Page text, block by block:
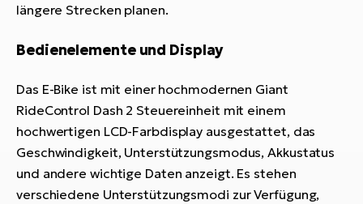
längere Strecken planen.
Bedienelemente und Display
Das E-Bike ist mit einer hochmodernen Giant
RideControl Dash 2 Steuereinheit mit einem
hochwertigen LCD-Farbdisplay ausgestattet, das
Geschwindigkeit, Unterstützungsmodus, Akkustatus
und andere wichtige Daten anzeigt. Es stehen
verschiedene Unterstützungsmodi zur Verfügung,